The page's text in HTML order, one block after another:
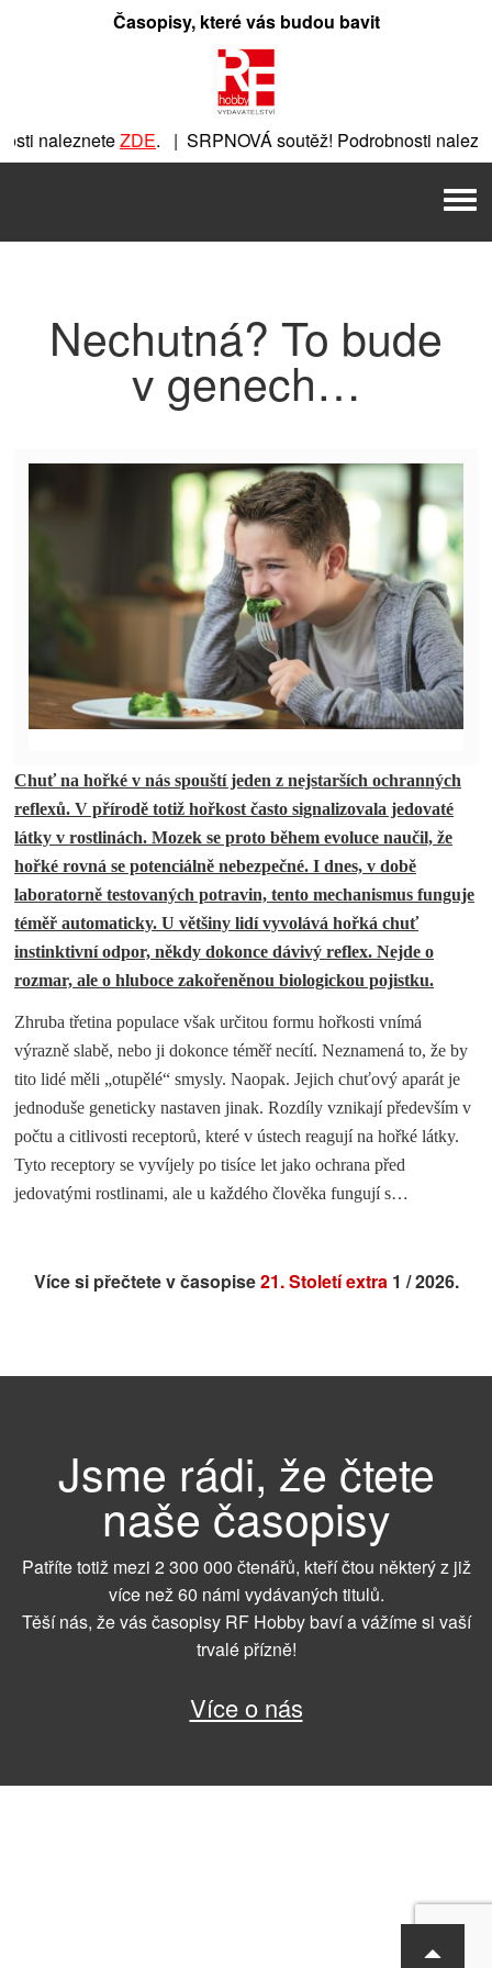
Časopisy, které vás budou bavit
nalezneteZDE. | SRPNOVÁ soutěž! Podrobnosti
. |
Nechutná? To bude
v genech…
Chuť na hořké v nás spouští jeden z nejstarších ochranných
reflexů. V přírodě totiž hořkost často signalizovala jedovaté
látky v rostlinách. Mozek se proto během evoluce naučil, že
hořké rovná se potenciálně nebezpečné. I dnes, v době
laboratorně testovaných potravin, tento mechanismus funguje
téměř automaticky. U většiny lidí vyvolává hořká chuť
instinktivní odpor, někdy dokonce dávivý reflex. Nejde o
rozmar, ale o hluboce zakořeněnou biologickou pojistku.
Zhruba třetina populace však určitou formu hořkosti vnímá
výrazně slabě, nebo ji dokonce téměř necítí. Neznamená to, že by
tito lidé měli „otupělé“ smysly. Naopak. Jejich chuťový aparát je
jednoduše geneticky nastaven jinak. Rozdíly vznikají především v
počtu a citlivosti receptorů, které v ústech reagují na hořké látky.
Tyto receptory se vyvíjely po tisíce let jako ochrana před
jedovatými rostlinami, ale u každého člověka fungují s…
Více si přečtete v časopise21. Století extra 1 / 2026.
Jsme rádi, že čtete
naše časopisy
Patříte totiž mezi 2 300 000 čtenářů, kteří čtou některý z již
více než 60 námi vydávaných titulů.
Těší nás, že vás časopisy RF Hobby baví a vážíme si vaší
trvalé přízně!
Více o nás